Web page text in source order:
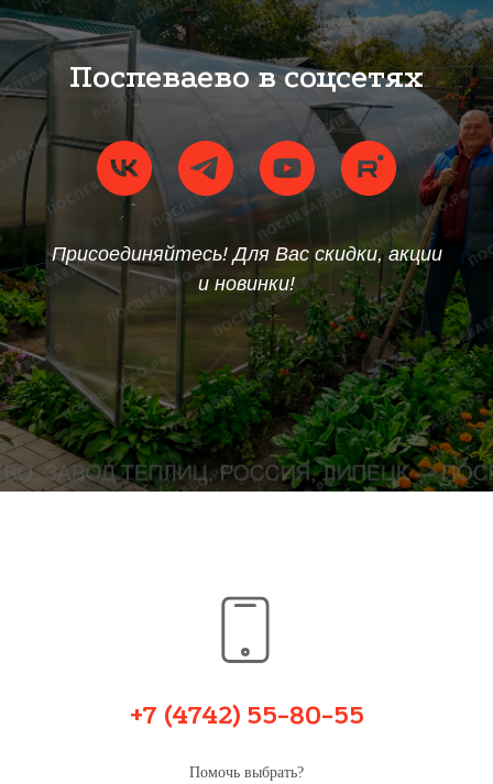
Поспеваево в соцсетях
Присоединяйтесь! Для Вас скидки, акции
и новинки!
+7 (4742) 55-80-55
Помочь выбрать?